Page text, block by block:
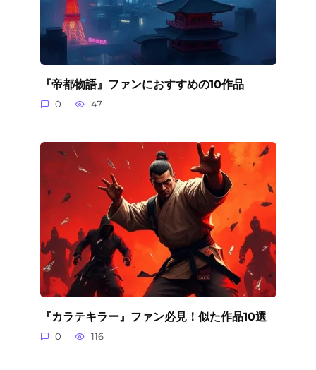
『帝都物語』ファンにおすすめの10作品
0 47
『カラテキラー』ファン必見！似た作品10選
0 116